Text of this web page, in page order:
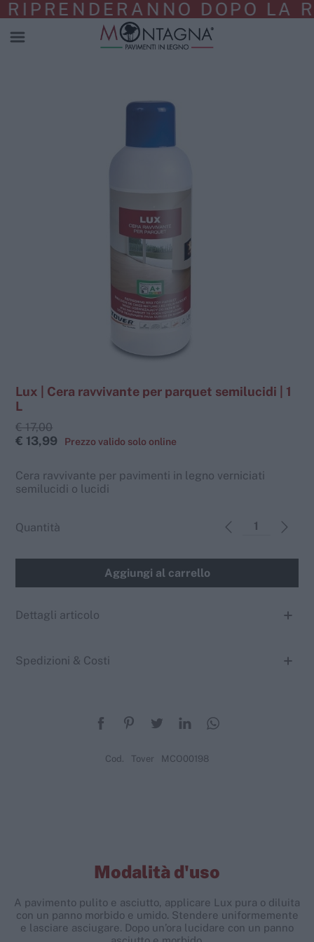
DOPO LA
Lux | Cera ravvivante per parquet semilucidi | 1
L
€ 17,00
€ 13,99
Cera ravvivante per pavimenti in legno verniciati
semilucidi o lucidi
Quantità
Aggiungi al carrello
Dettagli articolo
Spedizioni & Costi
Cod. Tover MCO00198
Modalità d'uso
A pavimento pulito e asciutto, applicare Lux pura o diluita
con un panno morbido e umido. Stendere uniformemente
e lasciare asciugare. Dopo un’ora lucidare con un panno